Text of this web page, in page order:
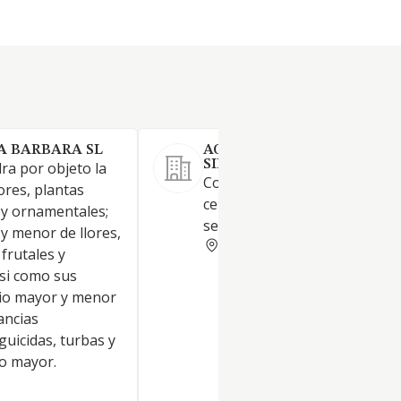
BARBARA SL
por objeto la
plantas
ornamentales;
menor de llores,
y
como sus
mayor y menor
turbas y
mayor.
AGROQUIMICOS
SILLERO RUIZ SL
Comercio al por mayor de
cereales, piensos
semillas y fertilizantes.